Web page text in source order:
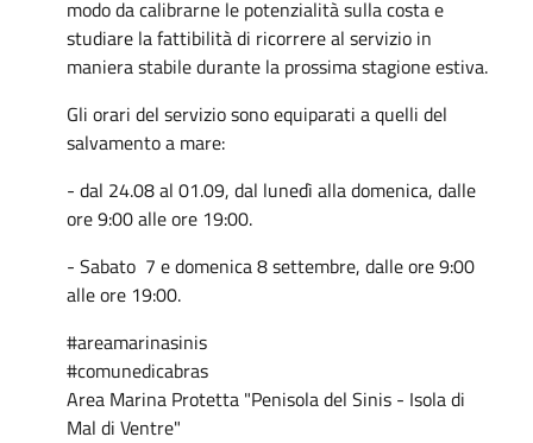
modo da calibrarne le potenzialità sulla costa e
studiare la fattibilità di ricorrere al servizio in
maniera stabile durante la prossima stagione estiva.
Gli orari del servizio sono equiparati a quelli del
salvamento a mare:
- dal 24.08 al 01.09, dal lunedì alla domenica, dalle
ore 9:00 alle ore 19:00.
- Sabato 7 e domenica 8 settembre, dalle ore 9:00
alle ore 19:00.
#areamarinasinis
#comunedicabras
Area Marina Protetta "Penisola del Sinis - Isola di
Mal di Ventre"